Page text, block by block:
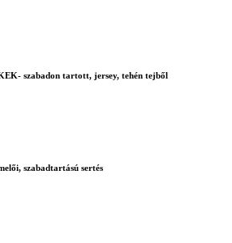
szabadon tartott, jersey, tehén tejből
szabadtartású sertés